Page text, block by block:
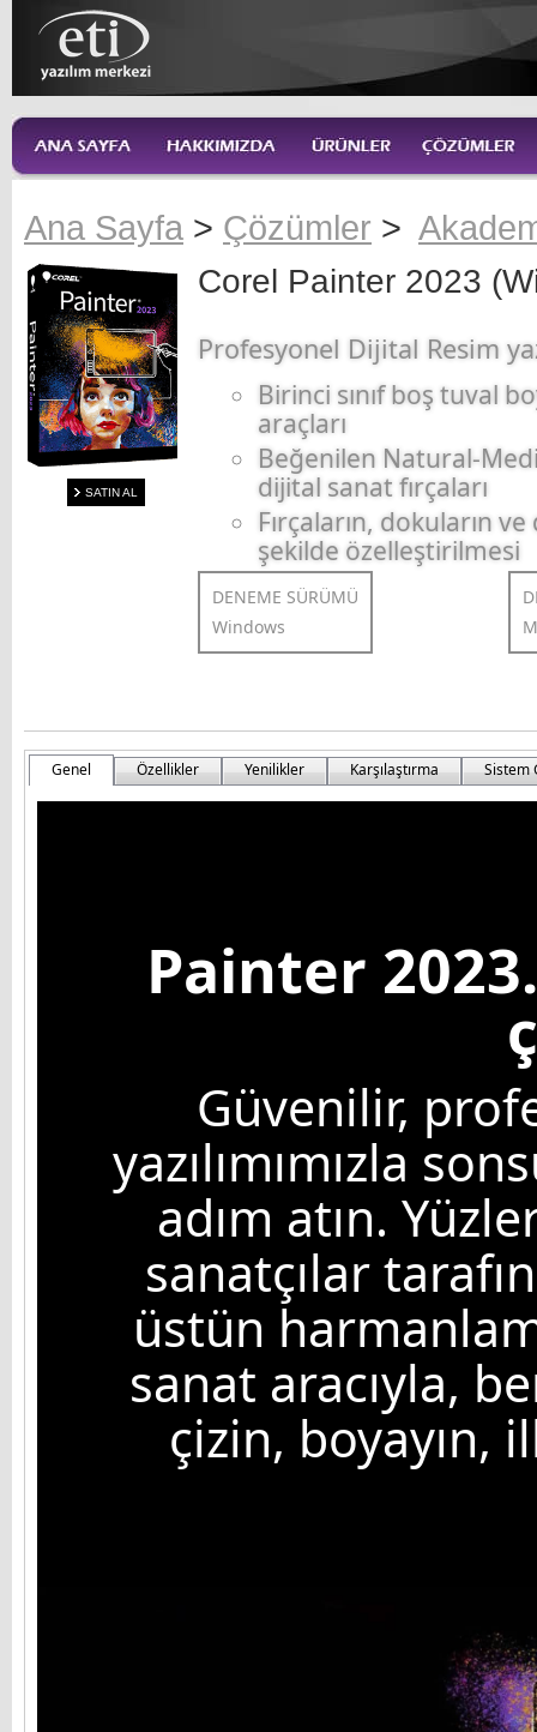
Ana Sayfa > Çözümler >
SATIN AL
Corel Painter 2023
Profesyonel Dijital Resim
Birinci sınıf boş tuval
araçları
Beğenilen Natural-
dijital sanat fırçaları
Fırçaların, dokuların
şekilde özelleştirilmesi
DENEME SÜRÜMÜ
Windows
Genel Özellikler Yenilikler Karşılaştırma Sistem
Painter
Güvenilir,
yazılımımızla
adım atın.
sanatçılar
üstün
sanat aracıyla,
çizin, boyayın,